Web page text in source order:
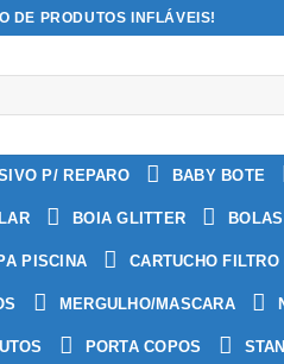
DE PRODUTOS INFLÁVEIS!
P/ REPARO BABY BOTE
BOIA GLITTER BOLAS
PISCINA CARTUCHO
MERGULHO/MASCARA
PORTA COPOS